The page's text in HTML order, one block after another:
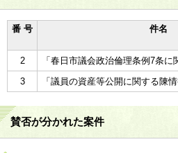
番 号 件名
2 「春日市議会政治倫理条例7条
3
「議員の資産等公開に関する陳
賛否が分かれた案件